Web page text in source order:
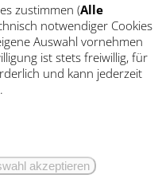
zustimmen (Alle
notwendiger Cookies
Auswahl vornehmen
ist stets freiwillig, für
und kann jederzeit